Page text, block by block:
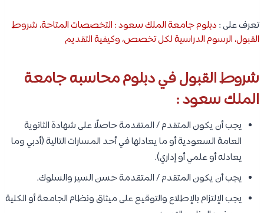
تعرف على : دبلوم جامعة الملك سعود : التخصصات المتاحة، شروط
القبول، الرسوم الدراسية لكل تخصص، وكيفية التقديم
شروط القبول في دبلوم محاسبه جامعة
الملك سعود :
يجب أن يكون المتقدم / المتقدمة حاصلًا على شهادة الثانوية
العامة السعودية أو ما يعادلها في أحد المسارات التالية (أدبي وما
يعادله أو علمي أو إداري).
يجب أن يكون المتقدم / المتقدمة حسن السير والسلوك.
يجب الإلتزام بالإطلاع والتوقيع على ميثاق ونظام الجامعة أو الكلية